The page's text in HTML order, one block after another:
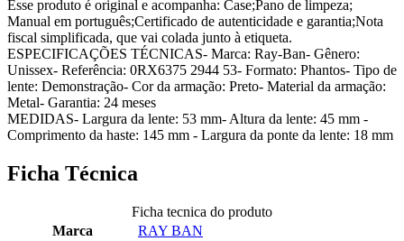
Esse produto é original e acompanha: Case;Pano de limpeza;
Manual em português;Certificado de autenticidade e garantia;Nota
fiscal simplificada, que vai colada junto à etiqueta.
ESPECIFICAÇÕES TÉCNICAS- Marca: Ray-Ban- Gênero:
Unissex- Referência: 0RX6375 2944 53- Formato: Phantos- Tipo de
lente: Demonstração- Cor da armação: Preto- Material da armação:
Metal- Garantia: 24 meses
MEDIDAS- Largura da lente: 53 mm- Altura da lente: 45 mm -
Comprimento da haste: 145 mm - Largura da ponte da lente: 18 mm
Ficha Técnica
Ficha tecnica do produto
Marca
RAY BAN